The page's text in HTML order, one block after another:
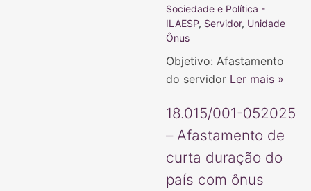
Sociedade e Política -
ILAESP, Servidor, Unidade
Ônus
Objetivo: Afastamento
do servidor Ler mais »
18.015/001-052025
– Afastamento de
curta duração do
país com ônus